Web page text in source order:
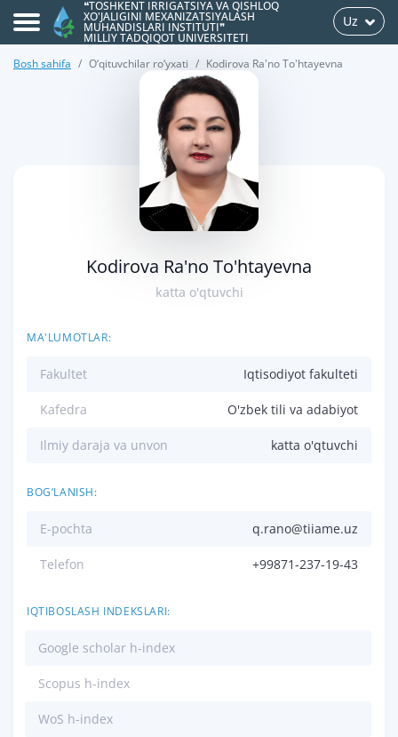
❝TOSHKENT IRRIGATSIYA VA QISHLOQ
XO'JALIGINI MEXANIZATSIYALASH
MUHANDISLARI INSTITUTI❞
MILLIY TADQIQOT UNIVERSITETI
Uz
Bosh sahifa O‘qituvchilar ro‘yxati Kodirova Ra'no To'htayevna
Kodirova Ra'no To'htayevna
katta o'qtuvchi
MA'LUMOTLAR:
Fakultet Iqtisodiyot fakulteti
Kafedra O'zbek tili va adabiyot
Ilmiy daraja va unvon katta o'qtuvchi
BOG‘LANISH:
E-pochta q.rano@tiiame.uz
Telefon +99871-237-19-43
IQTIBOSLASH INDEKSLARI:
Google scholar h-index
Scopus h-index
WoS h-index